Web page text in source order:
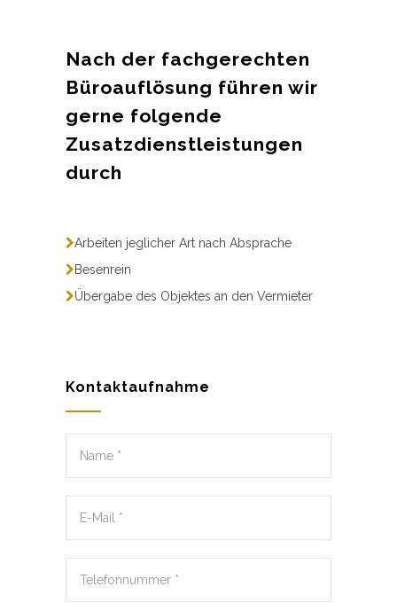
Nach der fachgerechten
Büroauflösung führen wir
gerne folgende
Zusatzdienstleistungen
durch
Arbeiten jeglicher Art nach Absprache
Besenrein
Übergabe des Objektes an den Vermieter
Kontaktaufnahme